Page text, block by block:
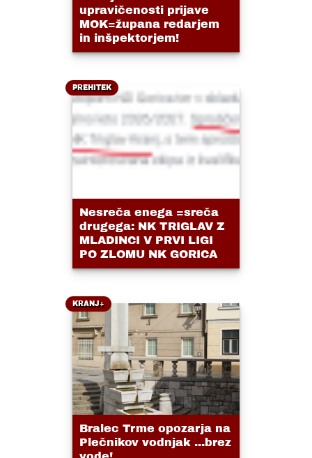
upravičenosti prijave
MOK=župana redarjem
in inšpektorjem!
PREHITEK
Nesreča enega =sreča
drugega: NK TRIGLAV Z
MLADINCI V PRVI LIGI
PO ZLOMU NK GORICA
KRANJ+
Bralec Trme opozarja na
Plečnikov vodnjak ...brez